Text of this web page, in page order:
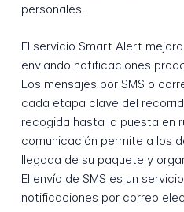
personales.
El servicio Smart Alert
enviando notificaciones
Los mensajes por SMS o
cada etapa clave del
recogida hasta la puesta en
comunicación permite a los
llegada de su paquete y
El envío de SMS es un
notificaciones por correo